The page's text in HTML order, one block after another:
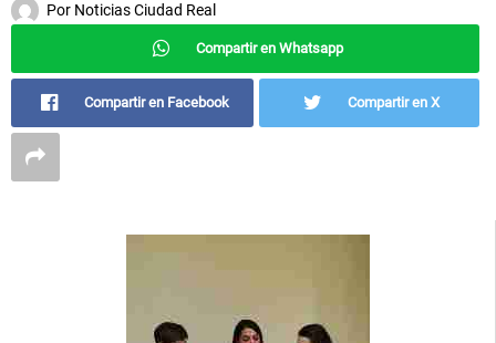
Por Noticias Ciudad Real
Compartir en Whatsapp
Compartir en Facebook Compartir en X